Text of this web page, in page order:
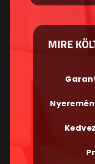
MIRE